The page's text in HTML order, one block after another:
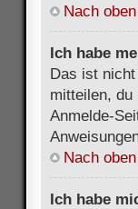
Nach oben
Ich habe
Das ist
mitteilen,
Anmelde-
Nach oben
Ich habe